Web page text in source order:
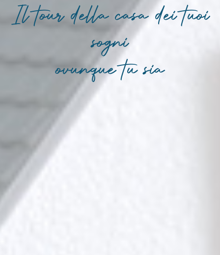
Il tour della casa dei tuoi
sogni
ovunque tu sia